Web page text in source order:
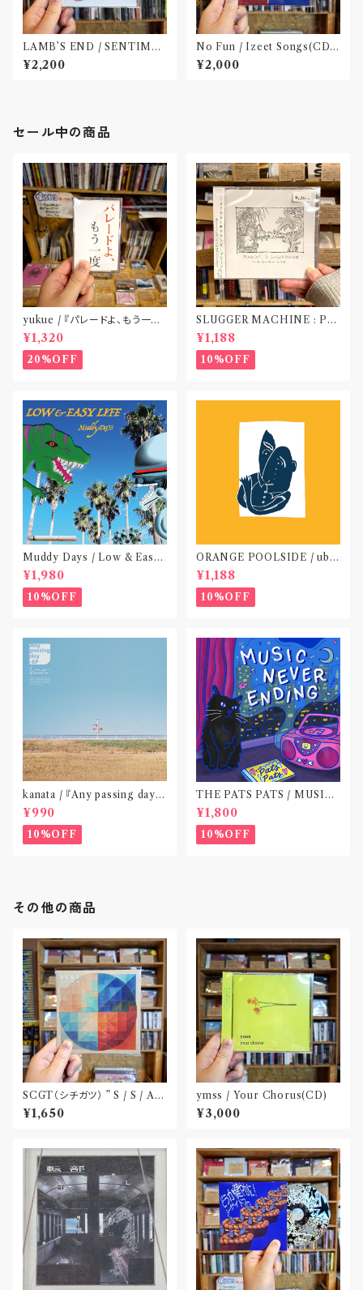
LAMB’S END / SENTIME
NT(CD)
¥2,200
No Fun / Izeet Songs(CD)
〝京都〟
¥2,000
セール中の商品
yukue / 『パレードよ、もう一度』
(TAPE)
¥1,320
20%OFF
SLUGGER MACHINE : PE
ACE OUT! / we die if we d
o not do “DIG”(SPLIT CD)
〝横浜&札幌〟
¥1,188
10%OFF
Muddy Days / Low & Easy
Life〝東京〟
¥1,980
10%OFF
ORANGE POOLSIDE / ubu
(CD作品)〝神奈川・厚木〟
¥1,188
10%OFF
kanata / 『Any passing day -
EP』(CD作品)〝東京〟
¥990
10%OFF
THE PATS PATS / MUSIC
NEVER ENDING(CD作品)
¥1,800
10%OFF
その他の商品
SCGT（シチガツ） ” S / S / A /
W”(CD)
¥1,650
ymss / Your Chorus(CD)
¥3,000